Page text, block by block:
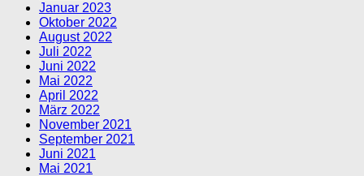
Januar 2023
Oktober 2022
August 2022
Juli 2022
Juni 2022
Mai 2022
April 2022
März 2022
November 2021
September 2021
Juni 2021
Mai 2021